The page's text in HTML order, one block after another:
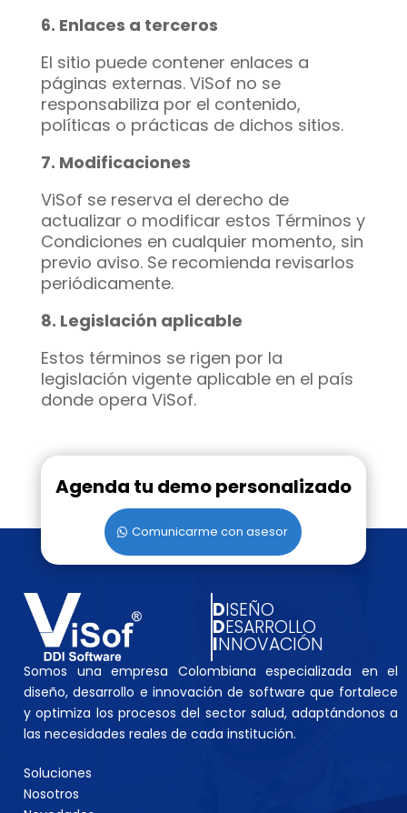
6. Enlaces a terceros
El sitio puede contener enlaces a
páginas externas. ViSof no se
responsabiliza por el contenido,
políticas o prácticas de dichos sitios.
7. Modificaciones
ViSof se reserva el derecho de
actualizar o modificar estos Términos y
Condiciones en cualquier momento, sin
previo aviso. Se recomienda revisarlos
periódicamente.
8. Legislación aplicable
Estos términos se rigen por la
legislación vigente aplicable en el país
donde opera ViSof.
Agenda tu demo personalizado
Comunicarme con asesor
DISEÑO
DESARROLLO
INNOVACIÓN
Somos una empresa Colombiana especializada en el
diseño, desarrollo e innovación de software que fortalece
y optimiza los procesos del sector salud, adaptándonos a
las necesidades reales de cada institución.
Soluciones
Nosotros